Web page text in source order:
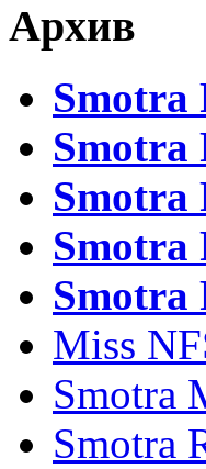
Архив
Smotra
Smotra
Smotra
Smotra
Smotra
Miss
Smotra
Smotra